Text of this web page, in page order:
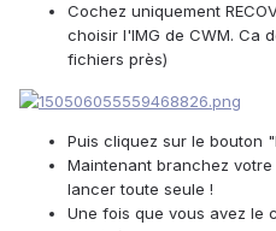
Cochez uniquement
choisir l'IMG de CWM. Ca
fichiers près)
Puis cliquez sur le bouton
Maintenant branchez
lancer toute seule !
Une fois que vous avez le